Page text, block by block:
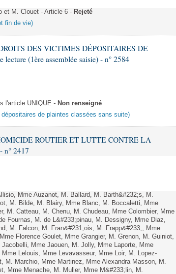
et M. Clouet - Article 6 - Rejeté
fin de vie)
DES VICTIMES DÉPOSITAIRES DE
(1ère assemblée saisie) - n° 2584
l'article UNIQUE - Non renseigné
de plaintes classées sans suite)
ROUTIER ET LUTTE CONTRE LA
n° 2417
Mme Auzanot, M. Ballard, M. Barth&#232;s, M.
M. Bilde, M. Blairy, Mme Blanc, M. Boccaletti, Mme
M. Catteau, M. Chenu, M. Chudeau, Mme Colombier, Mme
Fournas, M. de L&#233;pinau, M. Dessigny, Mme Diaz,
M. Falcon, M. Fran&#231;ois, M. Frapp&#233;, Mme
Florence Goulet, Mme Grangier, M. Grenon, M. Guiniot,
Mme Jaouen, M. Jolly, Mme Laporte, Mme
Lelouis, Mme Levavasseur, Mme Loir, M. Lopez-
M. Marchio, Mme Martinez, Mme Alexandra Masson, M.
Mme Menache, M. Muller, Mme M&#233;lin, M.